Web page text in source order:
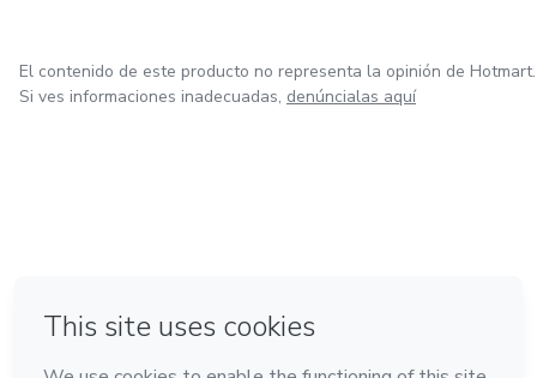
El contenido de este producto no representa la opinión de Hotmart.
Si ves informaciones inadecuadas, denúncialas aquí
Hecho con❤ en Ciudad de México